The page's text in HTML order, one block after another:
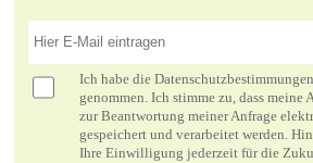
Ich habe die Datenschutzbestimmungen
genommen. Ich stimme zu, dass meine
zur Beantwortung meiner Anfrage
gespeichert und verarbeitet werden.
Ihre Einwilligung jederzeit für die